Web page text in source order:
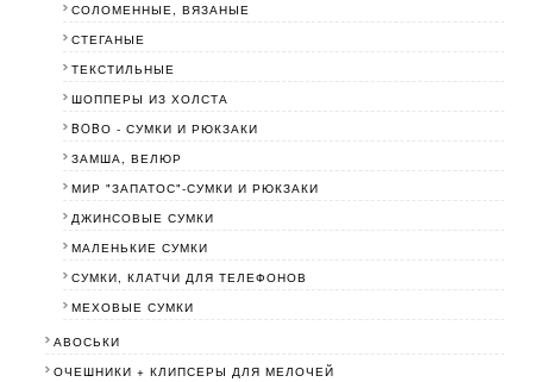
СОЛОМЕННЫЕ, ВЯЗАНЫЕ
СТЕГАНЫЕ
ТЕКСТИЛЬНЫЕ
ШОППЕРЫ ИЗ ХОЛСТА
BOBО - СУМКИ И РЮКЗАКИ
ЗАМША, ВЕЛЮР
МИР "ЗАПАТОС"-СУМКИ И РЮКЗАКИ
ДЖИНСОВЫЕ СУМКИ
МАЛЕНЬКИЕ СУМКИ
СУМКИ, КЛАТЧИ ДЛЯ ТЕЛЕФОНОВ
МЕХОВЫЕ СУМКИ
АВОСЬКИ
ОЧЕШНИКИ + КЛИПСЕРЫ ДЛЯ МЕЛОЧЕЙ